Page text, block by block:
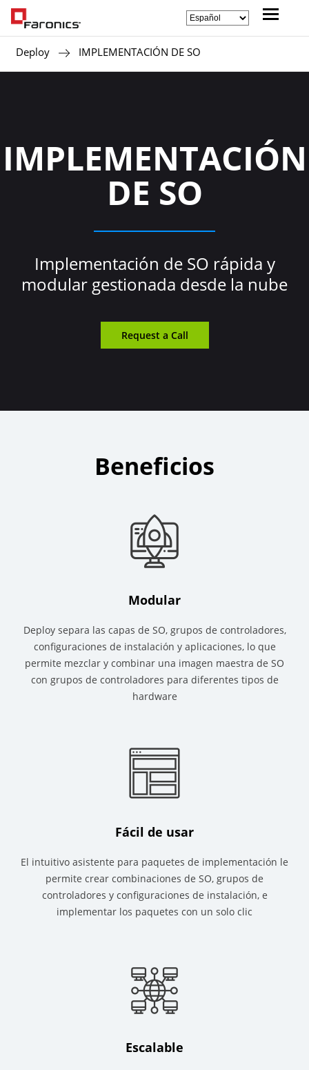
Deploy IMPLEMENTACIÓN DE SO
IMPLEMENTACIÓN
DE SO
Implementación de SO rápida y
modular gestionada desde la nube
Request a Call
Beneficios
Modular
Deploy separa las capas de SO, grupos de controladores,
configuraciones de instalación y aplicaciones, lo que
permite mezclar y combinar una imagen maestra de SO
con grupos de controladores para diferentes tipos de
hardware
Fácil de usar
El intuitivo asistente para paquetes de implementación le
permite crear combinaciones de SO, grupos de
controladores y configuraciones de instalación, e
implementar los paquetes con un solo clic
Escalable